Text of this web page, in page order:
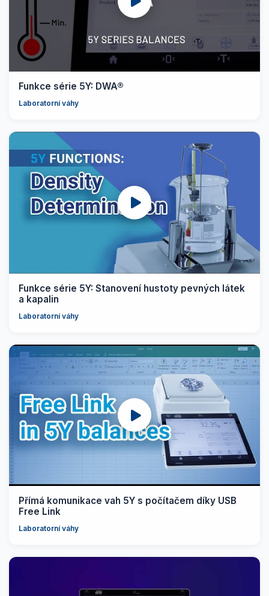
Funkce série 5Y: DWA®
Laboratorní váhy
Funkce série 5Y: Stanovení hustoty pevných látek
a kapalin
Laboratorní váhy
Přímá komunikace vah 5Y s počítačem díky USB
Free Link
Laboratorní váhy